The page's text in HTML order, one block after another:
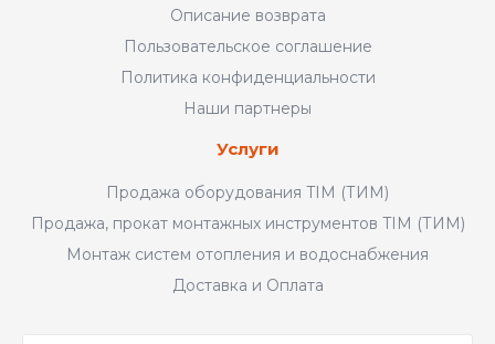
Описание возврата
Пользовательское соглашение
Политика конфиденциальности
Наши партнеры
Услуги
Продажа оборудования TIM (ТИМ)
Продажа, прокат монтажных инструментов TIM (ТИМ)
Монтаж систем отопления и водоснабжения
Доставка и Оплата